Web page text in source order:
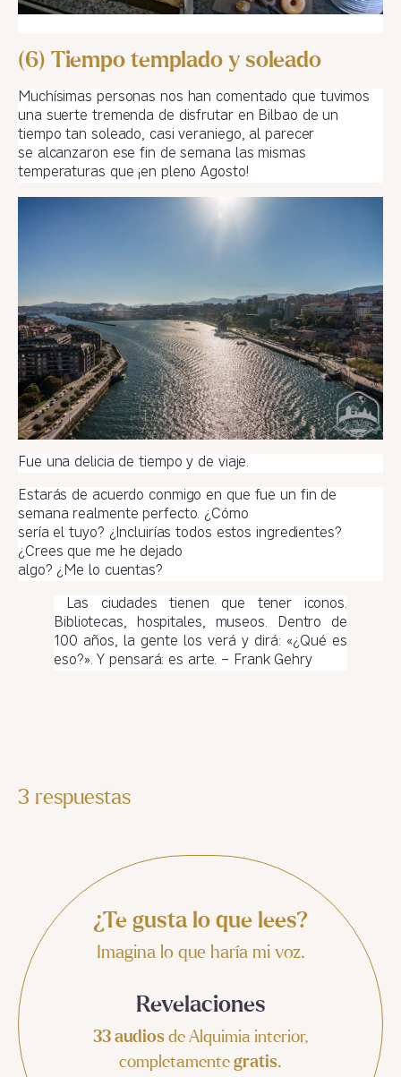
(6) Tiempo templado y soleado
Muchísimas personas nos han comentado que tuvimos
una suerte tremenda de disfrutar en Bilbao de un
tiempo tan soleado, casi veraniego, al parecer
se alcanzaron ese fin de semana las mismas
temperaturas que ¡en pleno Agosto!
Fue una delicia de tiempo y de viaje.
Estarás de acuerdo conmigo en que fue un fin de
semana realmente perfecto. ¿Cómo
sería el tuyo? ¿Incluirías todos estos ingredientes?
¿Crees que me he dejado
algo? ¿Me lo cuentas?
Las ciudades tienen que tener iconos.
Bibliotecas, hospitales, museos. Dentro de
100 años, la gente los verá y dirá: «¿Qué es
eso?». Y pensará: es arte. – Frank Gehry
3 respuestas
¿Te gusta lo que lees?
Imagina lo que haría mi voz.
Revelaciones
33 audiosde Alquimia interior,
completamente gratis.